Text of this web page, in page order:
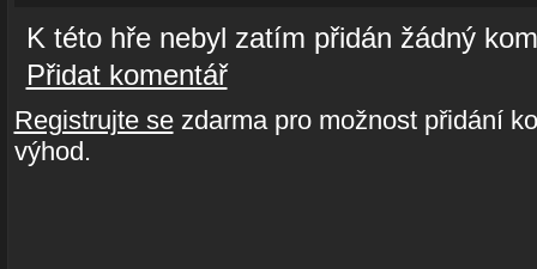
K této hře nebyl zatím přidán žádný
Přidat komentář
Registrujte sezdarma pro možnost přidání
výhod.